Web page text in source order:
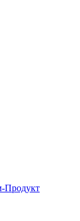
Продукт